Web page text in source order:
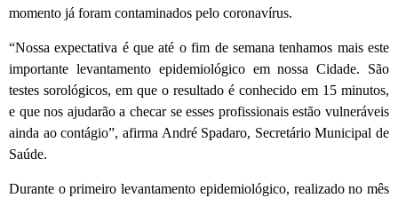
momento já foram contaminados pelo coronavírus.
“Nossa expectativa é que até o fim de semana tenhamos mais este
importante levantamento epidemiológico em nossa Cidade. São
testes sorológicos, em que o resultado é conhecido em 15 minutos,
e que nos ajudarão a checar se esses profissionais estão vulneráveis
ainda ao contágio”, afirma André Spadaro, Secretário Municipal de
Saúde.
Durante o primeiro levantamento epidemiológico, realizado no mês